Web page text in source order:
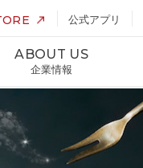
公式アプリ
ABOUT US
企業情報